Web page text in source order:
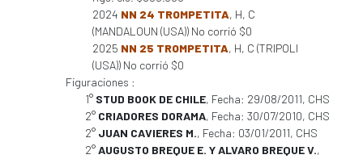
2024 NN 24 TROMPETITA, H, C
(MANDALOUN (USA)) No corrió $0
2025 NN 25 TROMPETITA, H, C (TRIPOLI
(USA)) No corrió $0
Figuraciones :
1° STUD BOOK DE CHILE, Fecha: 29/08/2011, CHS
2° CRIADORES DORAMA, Fecha: 30/07/2010, CHS
2° JUAN CAVIERES M., Fecha: 03/01/2011, CHS
2°AUGUSTO BREQUE E. Y ALVARO BREQUE V.,